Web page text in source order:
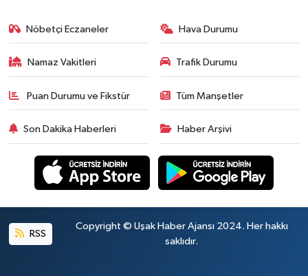
Nöbetçi Eczaneler Hava Durumu
Namaz Vakitleri Trafik Durumu
Puan Durumu ve Fikstür Tüm Manşetler
Son Dakika Haberleri Haber Arşivi
RSS
Copyright © Uşak Haber Ajansı 2024. Her hakkı
saklıdır.